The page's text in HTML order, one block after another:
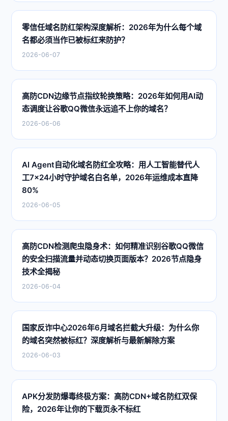
零信任域名防红架构深度解析：2026年为什么每个域
名都必须当作已被标红来防护？
2026-06-07
高防CDN边缘节点指纹轮换策略：2026年如何用AI动
态调度让谷歌QQ微信永远追不上你的域名？
2026-06-06
AI Agent自动化域名防红全攻略：用人工智能替代人
工7×24小时守护域名白名单，2026年运维成本直降
80%
2026-06-05
高防CDN检测爬虫隐身术：如何精准识别谷歌QQ微信
的安全扫描流量并动态切换页面版本？2026节点隐身
技术全揭秘
2026-06-04
国家反诈中心2026年6月域名拦截大升级：为什么你
的域名突然被标红？深度解析与最新解除方案
2026-06-03
APK分发防爆毒终极方案：高防CDN+域名防红双保
险，2026年让你的下载页永不标红